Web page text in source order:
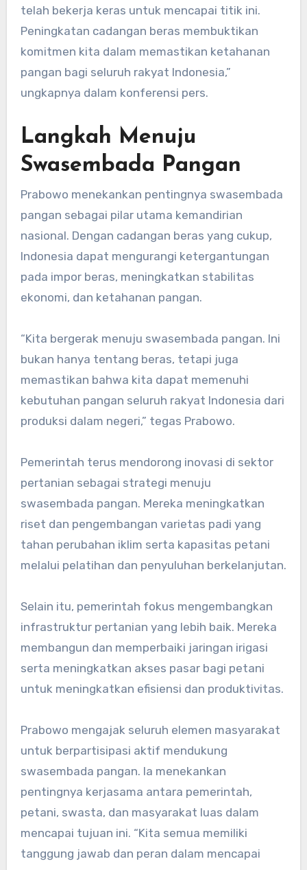
telah bekerja keras untuk mencapai titik ini.
Peningkatan cadangan beras membuktikan
komitmen kita dalam memastikan ketahanan
pangan bagi seluruh rakyat Indonesia,”
ungkapnya dalam konferensi pers.
Langkah Menuju
Swasembada Pangan
Prabowo menekankan pentingnya swasembada
pangan sebagai pilar utama kemandirian
nasional. Dengan cadangan beras yang cukup,
Indonesia dapat mengurangi ketergantungan
pada impor beras, meningkatkan stabilitas
ekonomi, dan ketahanan pangan.
“Kita bergerak menuju swasembada pangan. Ini
bukan hanya tentang beras, tetapi juga
memastikan bahwa kita dapat memenuhi
kebutuhan pangan seluruh rakyat Indonesia dari
produksi dalam negeri,” tegas Prabowo.
Pemerintah terus mendorong inovasi di sektor
pertanian sebagai strategi menuju
swasembada pangan. Mereka meningkatkan
riset dan pengembangan varietas padi yang
tahan perubahan iklim serta kapasitas petani
melalui pelatihan dan penyuluhan berkelanjutan.
Selain itu, pemerintah fokus mengembangkan
infrastruktur pertanian yang lebih baik. Mereka
membangun dan memperbaiki jaringan irigasi
serta meningkatkan akses pasar bagi petani
untuk meningkatkan efisiensi dan produktivitas.
Prabowo mengajak seluruh elemen masyarakat
untuk berpartisipasi aktif mendukung
swasembada pangan. Ia menekankan
pentingnya kerjasama antara pemerintah,
petani, swasta, dan masyarakat luas dalam
mencapai tujuan ini. “Kita semua memiliki
tanggung jawab dan peran dalam mencapai